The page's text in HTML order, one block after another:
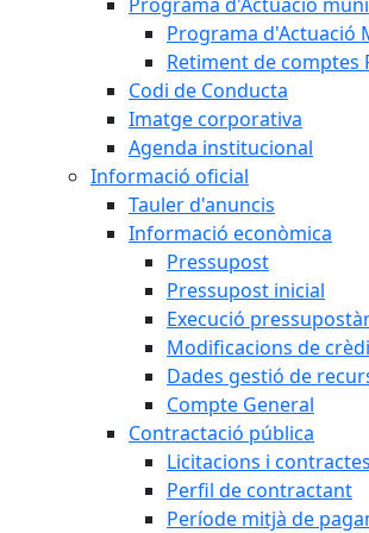
Programa d'Actuació
Retiment de comptes
Codi de Conducta
Imatge corporativa
Agenda institucional
Informació oficial
Tauler d'anuncis
Informació econòmica
Pressupost
Pressupost inicial
Execució
Modificacions de
Dades gestió de
Compte General
Contractació pública
Licitacions i contractes
Perfil de contractant
Període mitjà de